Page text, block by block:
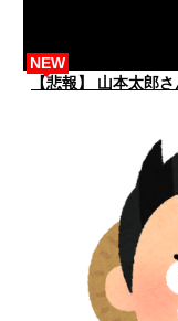
【悲報】 山本太郎
NEW